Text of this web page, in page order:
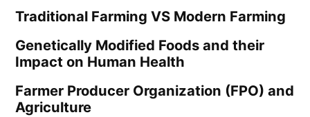
Traditional Farming VS Modern Farming
Genetically Modified Foods and their
Impact on Human Health
Farmer Producer Organization (FPO) and
Agriculture